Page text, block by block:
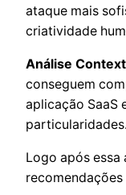
ataque mais
criatividade
Análise
conseguem
aplicação SaaS
particularidades.
Logo após essa
recomendações